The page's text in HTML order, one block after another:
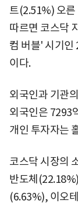
트(2.51%) 오른
따르면 코스닥
컴 버블' 시기인
이다.
외국인과 기관
외국인은 7293
개인 투자자는
코스닥 시장의
반도체
(6.63%), 이오